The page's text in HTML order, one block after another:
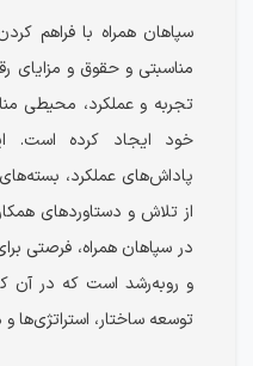
سپاهان همراه با فراهم
مناسبتی و حقوق و مزایای
تجربه و عملکرد، محیطی
خود ایجاد کرده است.
پاداش‌های عملکرد،
از تلاش و دستاوردهای
در سپاهان همراه، فرصتی
و رو‌به‌رشد است که در آن
توسعه ساختار، استراتژی‌ها